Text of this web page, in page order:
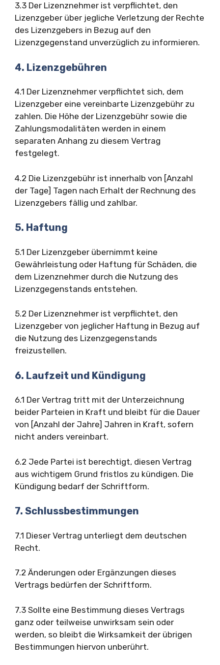
3.3 Der Lizenznehmer ist verpflichtet, den
Lizenzgeber über jegliche Verletzung der Rechte
des Lizenzgebers in Bezug auf den
Lizenzgegenstand unverzüglich zu informieren.
4. Lizenzgebühren
4.1 Der Lizenznehmer verpflichtet sich, dem
Lizenzgeber eine vereinbarte Lizenzgebühr zu
zahlen. Die Höhe der Lizenzgebühr sowie die
Zahlungsmodalitäten werden in einem
separaten Anhang zu diesem Vertrag
festgelegt.
4.2 Die Lizenzgebühr ist innerhalb von [Anzahl
der Tage] Tagen nach Erhalt der Rechnung des
Lizenzgebers fällig und zahlbar.
5. Haftung
5.1 Der Lizenzgeber übernimmt keine
Gewährleistung oder Haftung für Schäden, die
dem Lizenznehmer durch die Nutzung des
Lizenzgegenstands entstehen.
5.2 Der Lizenznehmer ist verpflichtet, den
Lizenzgeber von jeglicher Haftung in Bezug auf
die Nutzung des Lizenzgegenstands
freizustellen.
6. Laufzeit und Kündigung
6.1 Der Vertrag tritt mit der Unterzeichnung
beider Parteien in Kraft und bleibt für die Dauer
von [Anzahl der Jahre] Jahren in Kraft, sofern
nicht anders vereinbart.
6.2 Jede Partei ist berechtigt, diesen Vertrag
aus wichtigem Grund fristlos zu kündigen. Die
Kündigung bedarf der Schriftform.
7. Schlussbestimmungen
7.1 Dieser Vertrag unterliegt dem deutschen
Recht.
7.2 Änderungen oder Ergänzungen dieses
Vertrags bedürfen der Schriftform.
7.3 Sollte eine Bestimmung dieses Vertrags
ganz oder teilweise unwirksam sein oder
werden, so bleibt die Wirksamkeit der übrigen
Bestimmungen hiervon unberührt.